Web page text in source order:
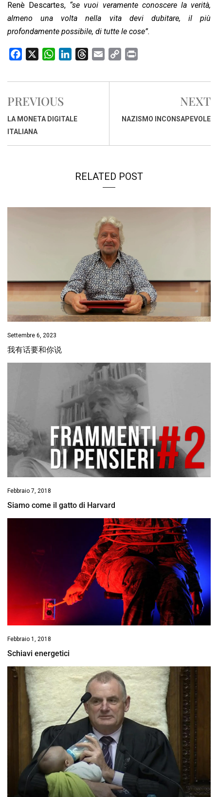
Renè Descartes, “se vuoi veramente conoscere la verità,
almeno una volta nella vita devi dubitare, il più
profondamente possibile, di tutte le cose”.
c
b
o
o
W
a
s
A
n
d
r
a
p
i
i
PREVIOUS
LA MONETA DIGITALE
ITALIANA
NEXT
NAZISMO INCONSAPEVOLE
RELATED POST
Settembre 6, 2023
我有话要和你说
Febbraio 7, 2018
Siamo come il gatto di Harvard
Febbraio 1, 2018
Schiavi energetici